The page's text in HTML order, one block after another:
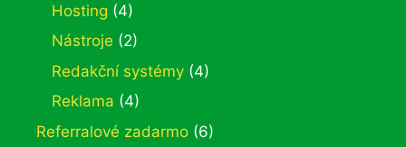
Hosting (4)
Nástroje (2)
Redakční systémy (4)
Reklama (4)
Referralové zadarmo (6)